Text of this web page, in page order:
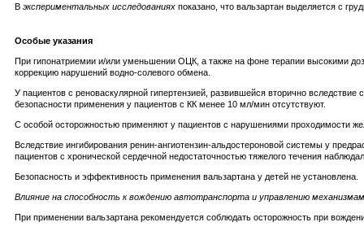
В экспериментальных исследованиях показано, что вальзартан выделяется с
Особые указания
При гипонатриемии и/или уменьшении ОЦК, а также на фоне терапии высокими
коррекцию нарушений водно-солевого обмена.
У пациентов с реноваскулярной гипертензией, развившейся вторично
безопасности применения у пациентов с КК менее 10 мл/мин отсутствуют.
С особой осторожностью применяют у пациентов с нарушениями проходимости
Вследствие ингибирования ренин-ангиотензин-альдостероновой системы у
пациентов с хронической сердечной недостаточностью тяжелого течения
Безопасность и эффективность применения вальзартана у детей не установлена.
Влияние на способность к вождению автотранспорта и управлению
При применении вальзартана рекомендуется соблюдать осторожность при